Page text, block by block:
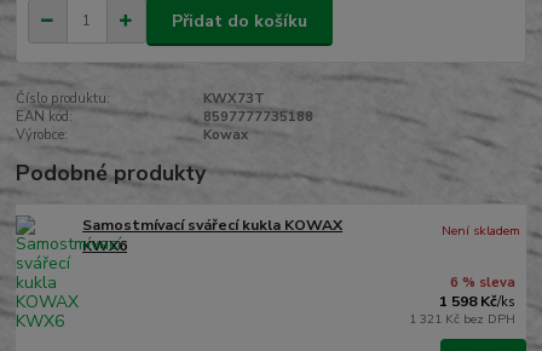
Přidat do košíku
Číslo produktu:
KWX73T
EAN kód:
8597777735188
Výrobce:
Kowax
Podobné produkty
Samostmívací svářecí kukla KOWAX
KWX6
6 % sleva
1 598 Kč/ks
1 321 Kč bez DPH
Není skladem